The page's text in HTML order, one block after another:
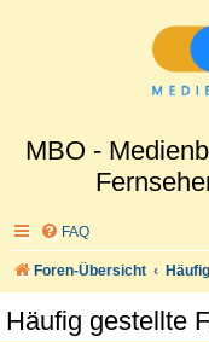
MBO -
FAQ
Foren-Übersicht
Häufig gestellte